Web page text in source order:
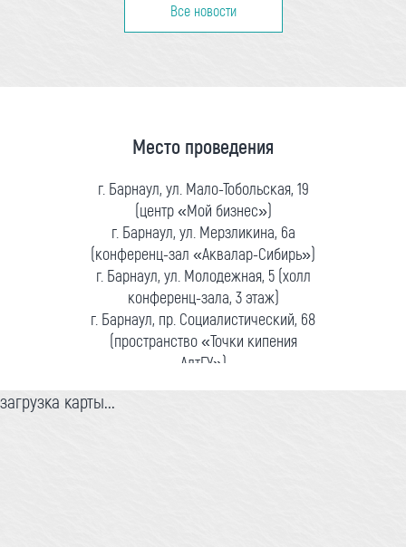
Все новости
Место проведения
г. Барнаул, ул. Мало-Тобольская, 19
(центр «Мой бизнес»)
г. Барнаул, ул. Мерзликина, 6а
(конференц-зал «Аквалар-Сибирь»)
г. Барнаул, ул. Молодежная, 5 (холл
конференц-зала, 3 этаж)
г. Барнаул, пр. Социалистический, 68
(пространство «Точки кипения
АлтГУ»)
загрузка карты...